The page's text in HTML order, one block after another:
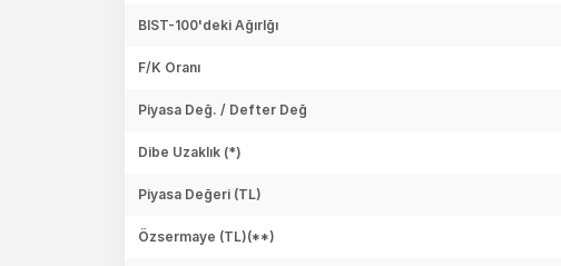
BIST-100'deki Ağırlğı
F/K Oranı
Piyasa Değ. / Defter Değ
Dibe Uzaklık (*)
Piyasa Değeri (TL)
Özsermaye (TL)(**)